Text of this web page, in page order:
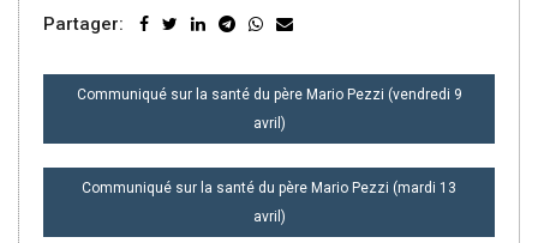
Partager:
NAVIGATION
L’ARTICLE
Communiqué sur la santé du père Mario Pezzi (vendredi 9
avril)
Communiqué sur la santé du père Mario Pezzi (mardi 13
avril)